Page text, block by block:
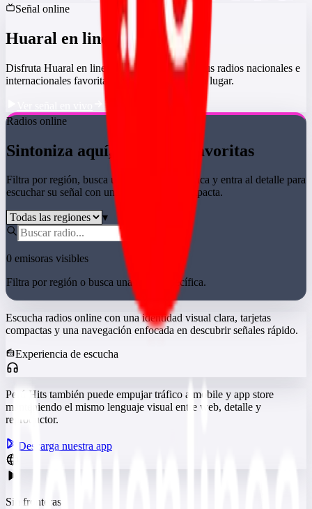
Señal online
Huaral en linea TV
Disfruta Huaral en linea en vivo y sigue con tus radios nacionales e
internacionales favoritas, todo desde el mismo lugar.
Radios online
Sintoniza aquí, tus radios favoritas
Filtra por región, busca una emisora específica y entra al detalle para
escuchar su señal con una interfaz más compacta.
▾
0 emisoras visibles
Filtra por región o busca una radio específica.
Escucha radios online con una identidad visual clara, tarjetas
compactas y una navegación enfocada en descubrir señales rápido.
Experiencia de escucha
Perú Hits también puede empujar tráfico a mobile y app store
manteniendo el mismo lenguaje visual entre web, detalle y
reproductor.
Descarga nuestra app
Sin fronteras